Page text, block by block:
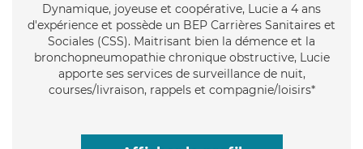
Dynamique, joyeuse et coopérative, Lucie a 4 ans
d'expérience et possède un BEP Carrières Sanitaires et
Sociales (CSS). Maitrisant bien la démence et la
bronchopneumopathie chronique obstructive, Lucie
apporte ses services de surveillance de nuit,
courses/livraison, rappels et compagnie/loisirs*